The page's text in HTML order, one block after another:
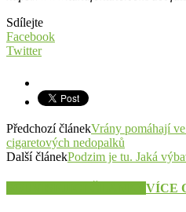
Sdílejte
Facebook
Twitter
Předchozí článekVrány pomáhají
cigaretových nedopalků
Další článekPodzim je tu. Jaká
VÍCE